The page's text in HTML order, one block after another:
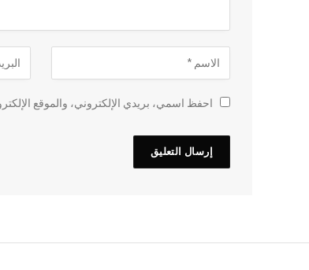
احفظ اسمي، بريدي الإلكتروني، والموقع